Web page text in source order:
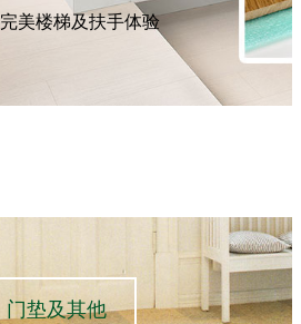
美楼梯及扶手体验
门垫及其他